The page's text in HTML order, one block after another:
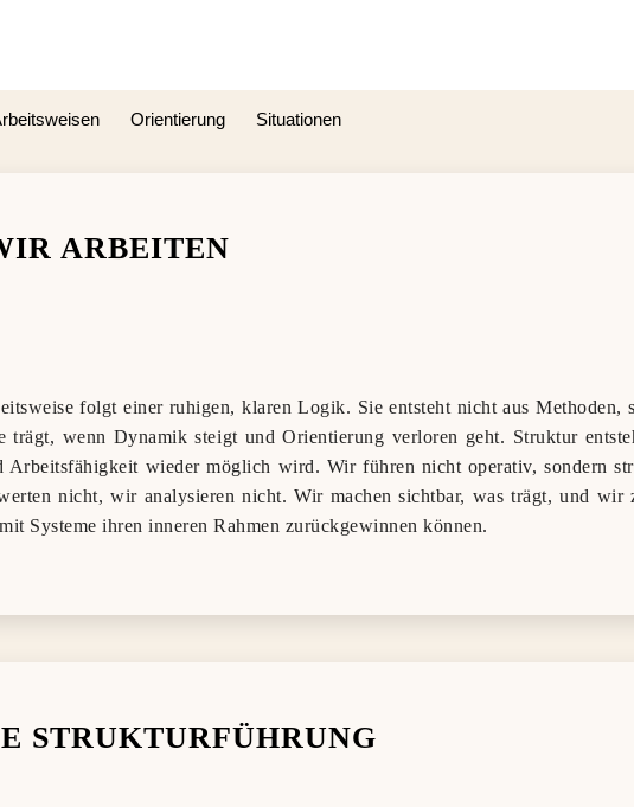
Orientierung Situationen
ARBEITEN
folgt einer ruhigen, klaren Logik. Sie entsteht nicht aus Methoden,
trägt, wenn Dynamik steigt und Orientierung verloren geht. Struktur
Arbeitsfähigkeit wieder möglich wird. Wir führen nicht operativ, sondern
nicht, wir analysieren nicht. Wir machen sichtbar, was trägt, und wir
Systeme ihren inneren Rahmen zurückgewinnen können.
STRUKTURFÜHRUNG